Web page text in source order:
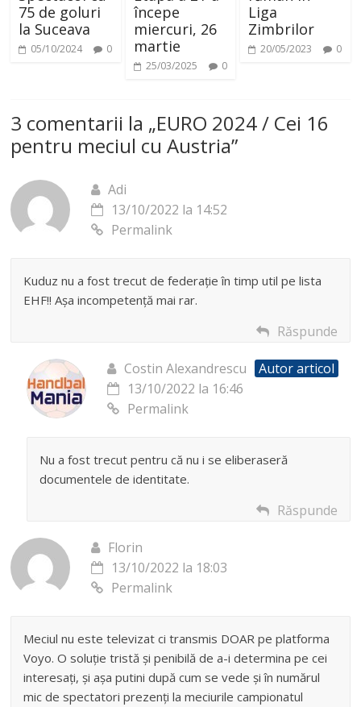
75 de goluri
la Suceava
05/10/2024 0
începe
miercuri, 26
martie
25/03/2025 0
Liga
Zimbrilor
20/05/2023 0
3 comentarii la „EURO 2024 / Cei 16
pentru meciul cu Austria”
Adi
13/10/2022 la 14:52
Permalink
Kuduz nu a fost trecut de federație în timp util pe lista
EHF!! Așa incompetență mai rar.
Răspunde
Costin Alexandrescu
Autor articol
13/10/2022 la 16:46
Permalink
Nu a fost trecut pentru că nu i se eliberaseră
documentele de identitate.
Răspunde
Florin
13/10/2022 la 18:03
Permalink
Meciul nu este televizat ci transmis DOAR pe platforma
Voyo. O soluție tristă și penibilă de a-i determina pe cei
interesați, și așa putini după cum se vede și în numărul
mic de spectatori prezenți la meciurile campionatul